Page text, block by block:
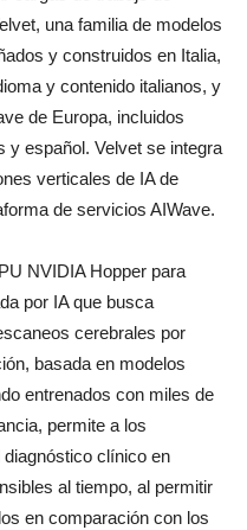
una familia de modelos
y construidos en Italia,
y contenido italianos, y
de Europa, incluidos
y español. Velvet se integra
verticales de IA de
de servicios AIWave.
NVIDIA Hopper para
por IA que busca
cerebrales por
basada en modelos
entrenados con miles de
permite a los
clínico en
al tiempo, al permitir
en comparación con los